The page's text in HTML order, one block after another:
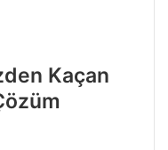
Kaçan